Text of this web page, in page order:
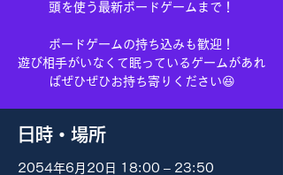
頭を使う最新ボードゲームまで！
ボードゲームの持ち込みも歓迎！
遊び相手がいなくて眠っているゲームがあれ
ばぜひぜひお持ち寄りください😆
日時・場所
2054年6月20日 18:00 – 23:50